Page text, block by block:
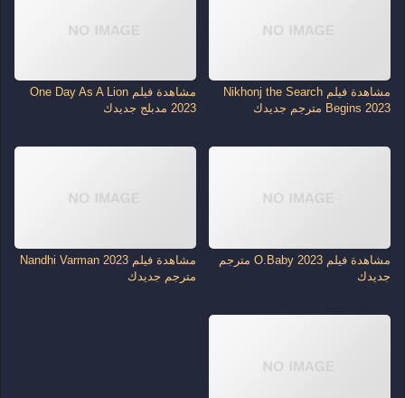
مشاهدة فيلم Nikhonj the Search
Begins 2023 مترجم جديدك
مشاهدة فيلم One Day As A Lion
2023 مدبلج جديدك
مشاهدة فيلم O.Baby 2023 مترجم
جديدك
مشاهدة فيلم Nandhi Varman 2023
مترجم جديدك